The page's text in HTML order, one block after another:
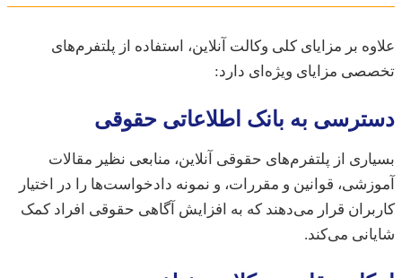
بر مزایای کلی وکالت آنلاین، استفاده از پلتفرم‌های
مزایای ویژه‌ای دارد:
به بانک اطلاعاتی حقوقی
از پلتفرم‌های حقوقی آنلاین، منابعی نظیر مقالات
قوانین و مقررات، و نمونه دادخواست‌ها را در اختیار
قرار می‌دهند که به افزایش آگاهی حقوقی افراد کمک
می‌کند.